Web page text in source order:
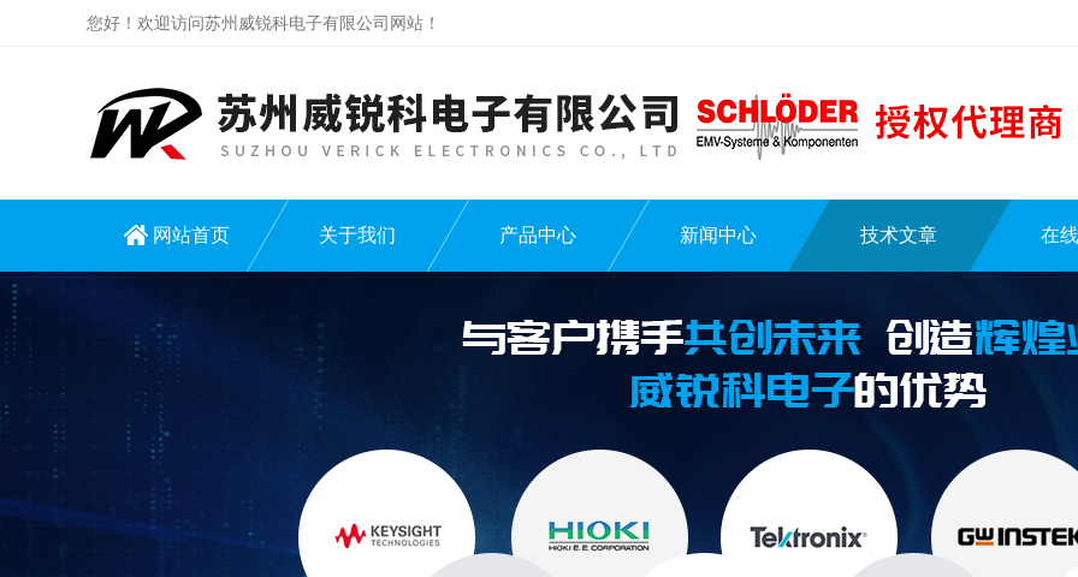
您好！欢迎访问苏州威锐科电子有限公司网站！
网站首页 关于我们 产品中心 新闻中心 技术文章 在